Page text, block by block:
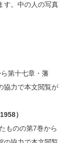
す。中の人の写真
第十七章・藩
協力で本文閲覧が
）
ものの第7巻から